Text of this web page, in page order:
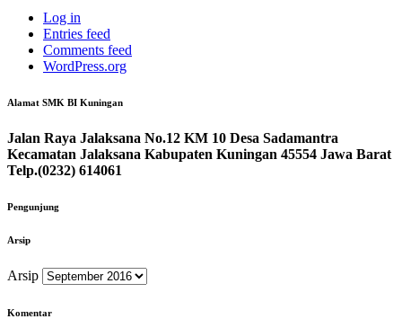
Log in
Entries feed
Comments feed
WordPress.org
Alamat SMK BI Kuningan
Jalan Raya Jalaksana No.12 KM 10 Desa Sadamantra
Kecamatan Jalaksana Kabupaten Kuningan 45554 Jawa Barat
Telp.(0232) 614061
Pengunjung
Arsip
Arsip
Komentar